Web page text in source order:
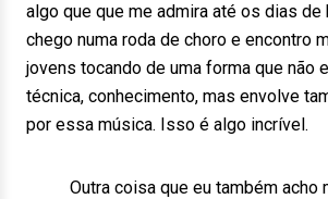
algo que que me admira até os dias de
chego numa roda de choro e encontro
jovens tocando de uma forma que não
técnica, conhecimento, mas envolve
por essa música. Isso é algo incrível.
Outra coisa que eu também acho